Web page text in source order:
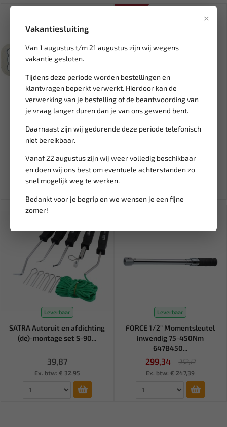
×
Vakantiesluiting
Van 1 augustus t/m 21 augustus zijn wij wegens
vakantie gesloten.
Tijdens deze periode worden bestellingen en
klantvragen beperkt verwerkt. Hierdoor kan de
verwerking van je bestelling of de beantwoording van
je vraag langer duren dan je van ons gewend bent.
Daarnaast zijn wij gedurende deze periode telefonisch
niet bereikbaar.
Vanaf 22 augustus zijn wij weer volledig beschikbaar
en doen wij ons best om eventuele achterstanden zo
snel mogelijk weg te werken.
Bedankt voor je begrip en we wensen je een fijne
zomer!
Leverbaar
YATO Waterpomp blokeer
sleutel Volkswagen en Audi...
14,94
Ex. btw: € 12,35
Leverbaar
FORCE Universele trekker
voor o.a. stuurkogels en...
29,21
34,36
Ex. btw: € 24,14
Leverbaar
SATRA Autoruit en afdichting
(de)-montage set S-90...
39,87
Ex. btw: € 32,95
Leverbaar
FORCE 1/2" Momentsleutel
inwendig 75-450Nm
647B450...
299,34
352,17
Ex. btw: € 247,39